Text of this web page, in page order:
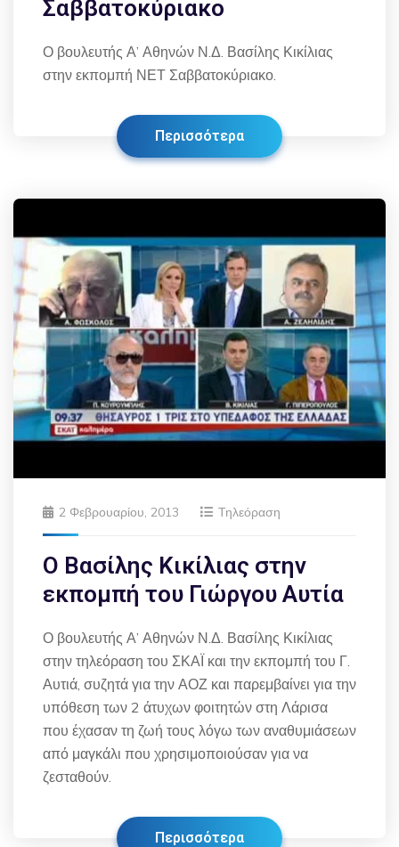
Σαββατοκύριακο
Ο βουλευτής Α’ Αθηνών Ν.Δ. Βασίλης Κικίλιας
στην εκπομπή ΝΕΤ Σαββατοκύριακο.
Περισσότερα
2 Φεβρουαρίου, 2013 Τηλεόραση
Ο Βασίλης Κικίλιας στην
εκπομπή του Γιώργου Αυτία
Ο βουλευτής Α’ Αθηνών Ν.Δ. Βασίλης Κικίλιας
στην τηλεόραση του ΣΚΑΪ και την εκπομπή του Γ.
Αυτιά, συζητά για την ΑΟΖ και παρεμβαίνει για την
υπόθεση των 2 άτυχων φοιτητών στη Λάρισα
που έχασαν τη ζωή τους λόγω των αναθυμιάσεων
από μαγκάλι που χρησιμοποιούσαν για να
ζεσταθούν.
Περισσότερα